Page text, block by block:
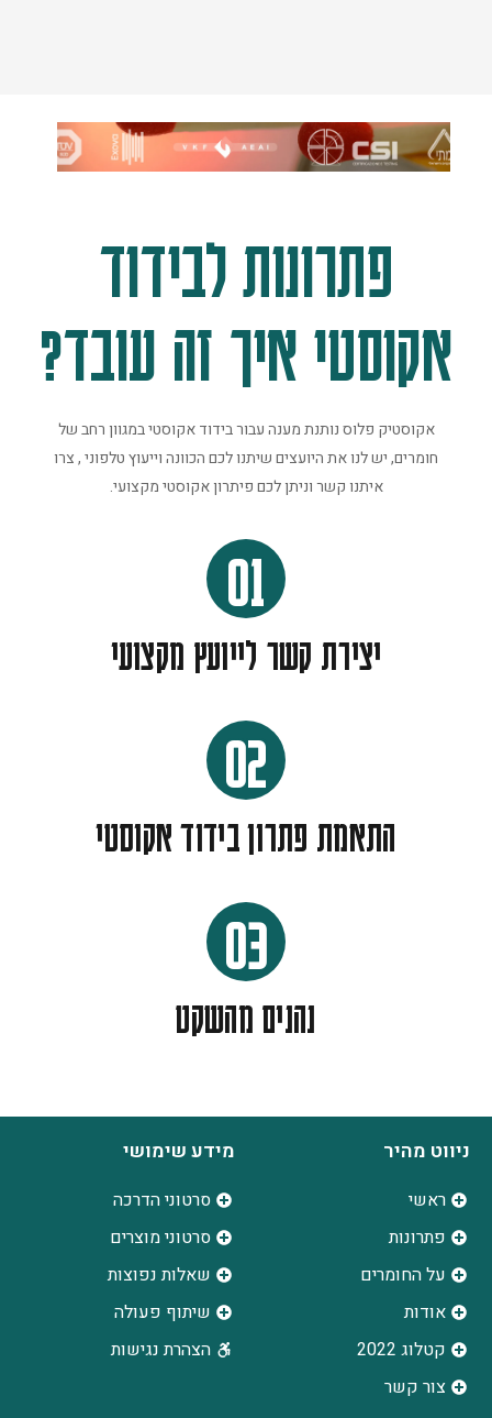
פתרונות לבידוד
אקוסטי איך זה עובד?
אקוסטיק פלוס נותנת מענה עבור בידוד אקוסטי במגוון רחב של
חומרים, יש לנו את היועצים שיתנו לכם הכוונה וייעוץ טלפוני , צרו
איתנו קשר וניתן לכם פיתרון אקוסטי מקצועי.
01
יצירת קשר לייועץ מקצועי
02
התאמת פתרון בידוד אקוסטי
03
נהנים מהשקט
ניווט מהיר
ראשי
פתרונות
על החומרים
אודות
קטלוג 2022
צור קשר
מידע שימושי
סרטוני הדרכה
סרטוני מוצרים
שאלות נפוצות
שיתוף פעולה
הצהרת נגישות